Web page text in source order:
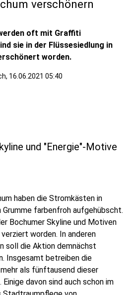
verschönern
oft mit Graffiti
sie in der Flüssesiedlung in
worden.
16.06.2021 05:40
und "Energie"-Motive
haben die Stromkästen in
farbenfroh aufgehübscht.
Bochumer Skyline und Motiven
worden. In anderen
soll die Aktion demnächst
Insgesamt betreiben die
als fünftausend dieser
davon sind auch schon im